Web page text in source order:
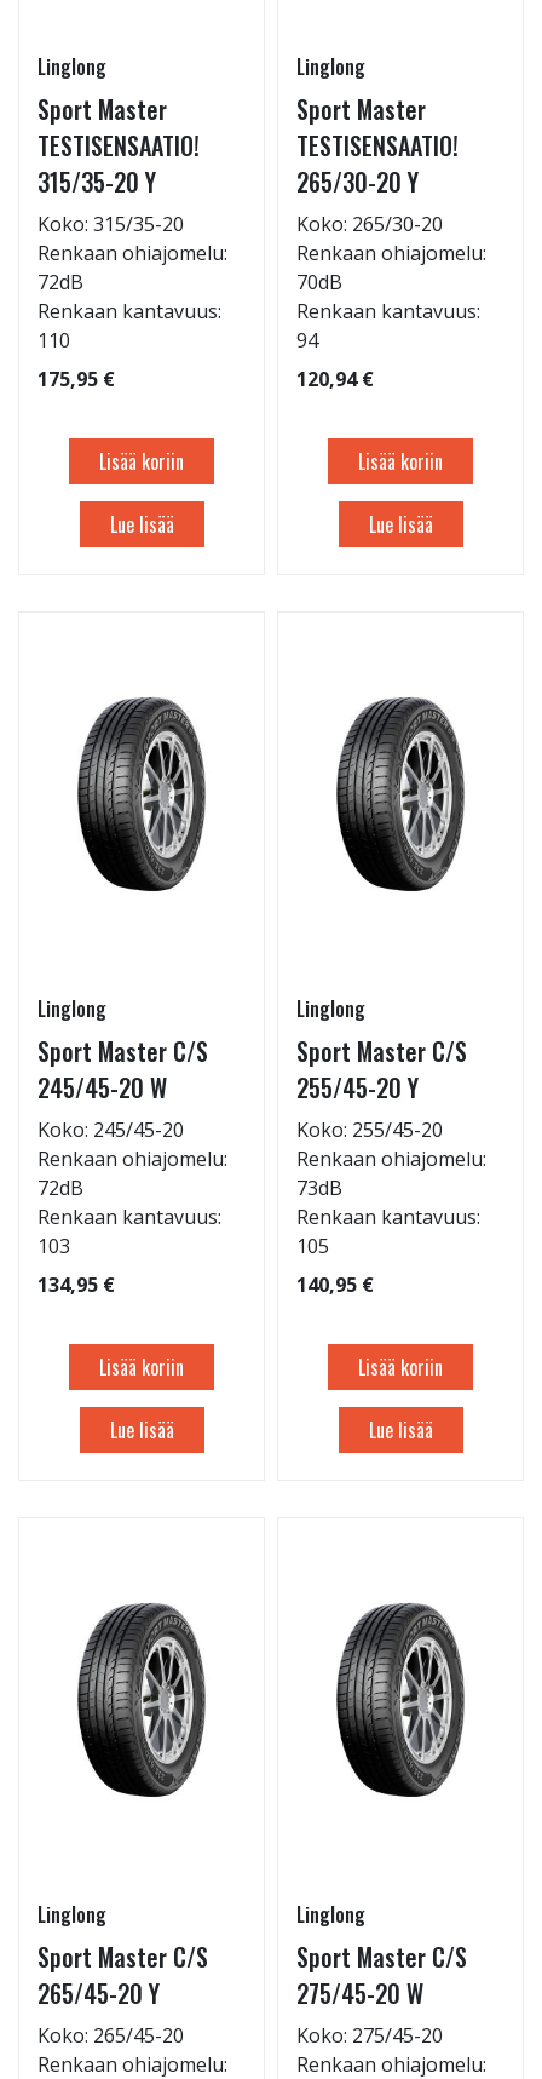
Linglong
Sport Master
TESTISENSAATIO!
315/35-20 Y
Koko: 315/35-20
Renkaan ohiajomelu:
72dB
Renkaan kantavuus:
110
175,95 €
Lisää koriin
Lue lisää
Linglong
Sport Master
TESTISENSAATIO!
265/30-20 Y
Koko: 265/30-20
Renkaan ohiajomelu:
70dB
Renkaan kantavuus:
94
120,94 €
Lisää koriin
Lue lisää
Linglong
Sport Master C/S
245/45-20 W
Koko: 245/45-20
Renkaan ohiajomelu:
72dB
Renkaan kantavuus:
103
134,95 €
Lisää koriin
Lue lisää
Linglong
Sport Master C/S
255/45-20 Y
Koko: 255/45-20
Renkaan ohiajomelu:
73dB
Renkaan kantavuus:
105
140,95 €
Lisää koriin
Lue lisää
Linglong
Sport Master C/S
265/45-20 Y
Koko: 265/45-20
Renkaan ohiajomelu:
Linglong
Sport Master C/S
275/45-20 W
Koko: 275/45-20
Renkaan ohiajomelu: